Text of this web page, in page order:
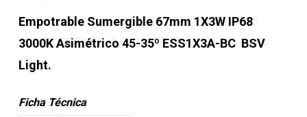
Empotrable Sumergible 67mm 1X3W IP68
3000K Asimétrico 45-35º ESS1X3A-BC BSV
Light.
Ficha Técnica